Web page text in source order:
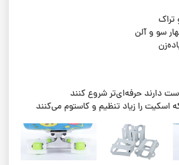
سو و آلن
دارند حرفه‌ای‌تر شروع کنند
اسکیت را زیاد تنظیم و کاستوم می‌کنند